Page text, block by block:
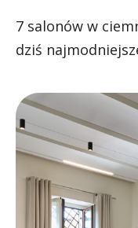
7 salonów w
dziś